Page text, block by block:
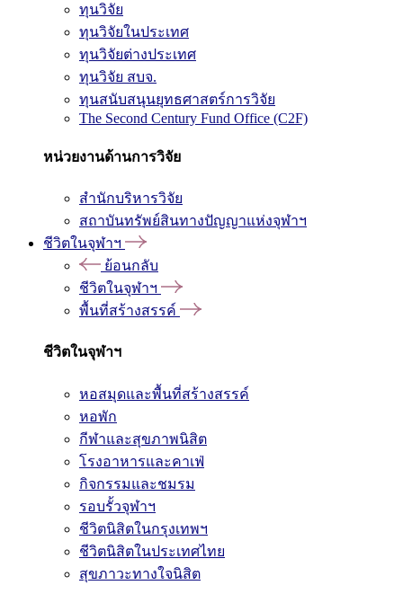
ทุนวิจัย
ทุนวิจัยในประเทศ
ทุนวิจัยต่างประเทศ
ทุนวิจัย สบจ.
ทุนสนับสนุนยุทธศาสตร์การวิจัย
The Second Century Fund Office (C2F)
หน่วยงานด้านการวิจัย
สำนักบริหารวิจัย
สถาบันทรัพย์สินทางปัญญาแห่งจุฬาฯ
ชีวิตในจุฬาฯ
ย้อนกลับ
ชีวิตในจุฬาฯ
พื้นที่สร้างสรรค์
ชีวิตในจุฬาฯ
หอสมุดและพื้นที่สร้างสรรค์
หอพัก
กีฬาและสุขภาพนิสิต
โรงอาหารและคาเฟ่
กิจกรรมและชมรม
รอบรั้วจุฬาฯ
ชีวิตนิสิตในกรุงเทพฯ
ชีวิตนิสิตในประเทศไทย
สุขภาวะทางใจนิสิต